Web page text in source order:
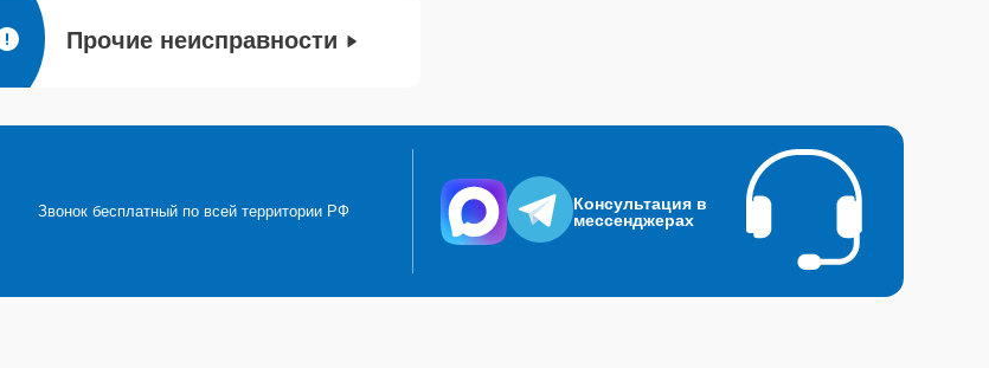
Прочие неисправности
Звонок бесплатный по всей территории РФ
Консультация в
мессенджерах